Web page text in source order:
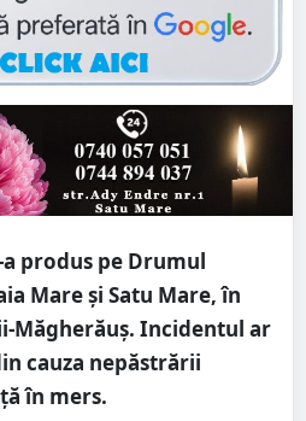
produs pe Drumul
Mare și Satu Mare, în
Măgherăuș. Incidentul ar
cauza nepăstrării
în mers.